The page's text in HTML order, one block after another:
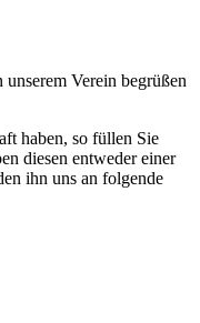
Verein begrüßen
haben, so füllen Sie
diesen entweder einer
ihn uns an folgende